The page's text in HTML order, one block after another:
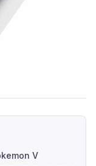
V